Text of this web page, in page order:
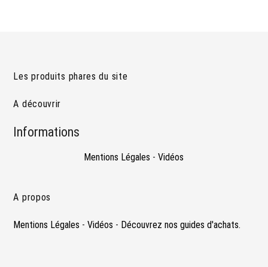
Les produits phares du site
A découvrir
Informations
Mentions Légales -Vidéos
A propos
Mentions Légales -Vidéos - Découvrez nos guides d'achats.